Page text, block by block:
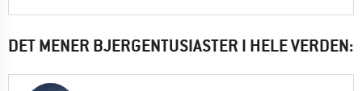
DET MENER BJERGENTUSIASTER I HELE VERDEN: